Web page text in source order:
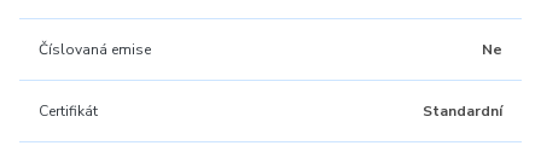
Číslovaná emise Ne
Certifikát Standardní